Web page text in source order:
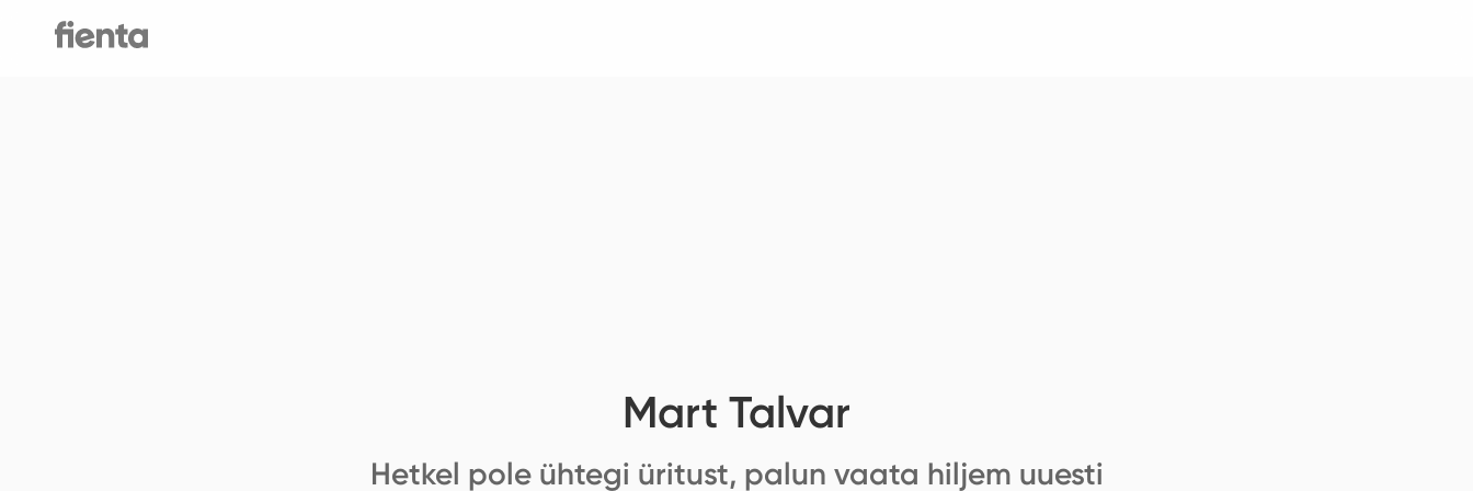
Mart Talvar
Hetkel pole ühtegi üritust, palun vaata hiljem uuesti